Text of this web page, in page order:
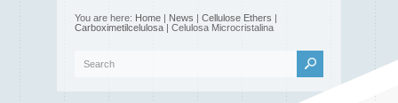
You are here: Home | News | Cellulose Ethers |
Carboximetilcelulosa | Celulosa Microcristalina